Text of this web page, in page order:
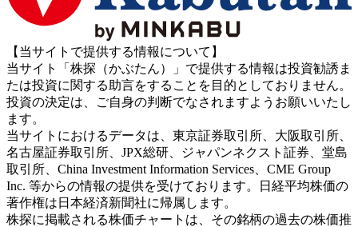
【当サイトで提供する情報について】
当サイト「株探（かぶたん）」で提供する情報は投資勧誘ま
たは投資に関する助言をすることを目的としておりません。
投資の決定は、ご自身の判断でなされますようお願いいたし
ます。
当サイトにおけるデータは、東京証券取引所、大阪取引所、
名古屋証券取引所、JPX総研、ジャパンネクスト証券、堂島
取引所、China Investment Information Services、CME Group
Inc. 等からの情報の提供を受けております。日経平均株価の
著作権は日本経済新聞社に帰属します。
株探に掲載される株価チャートは、その銘柄の過去の株価推